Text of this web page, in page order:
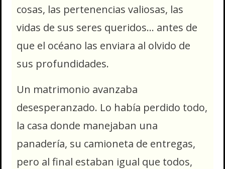
cosas, las pertenencias valiosas, las
vidas de sus seres queridos… antes de
que el océano las enviara al olvido de
sus profundidades.
Un matrimonio avanzaba
desesperanzado. Lo había perdido todo,
la casa donde manejaban una
panadería, su camioneta de entregas,
pero al final estaban igual que todos,